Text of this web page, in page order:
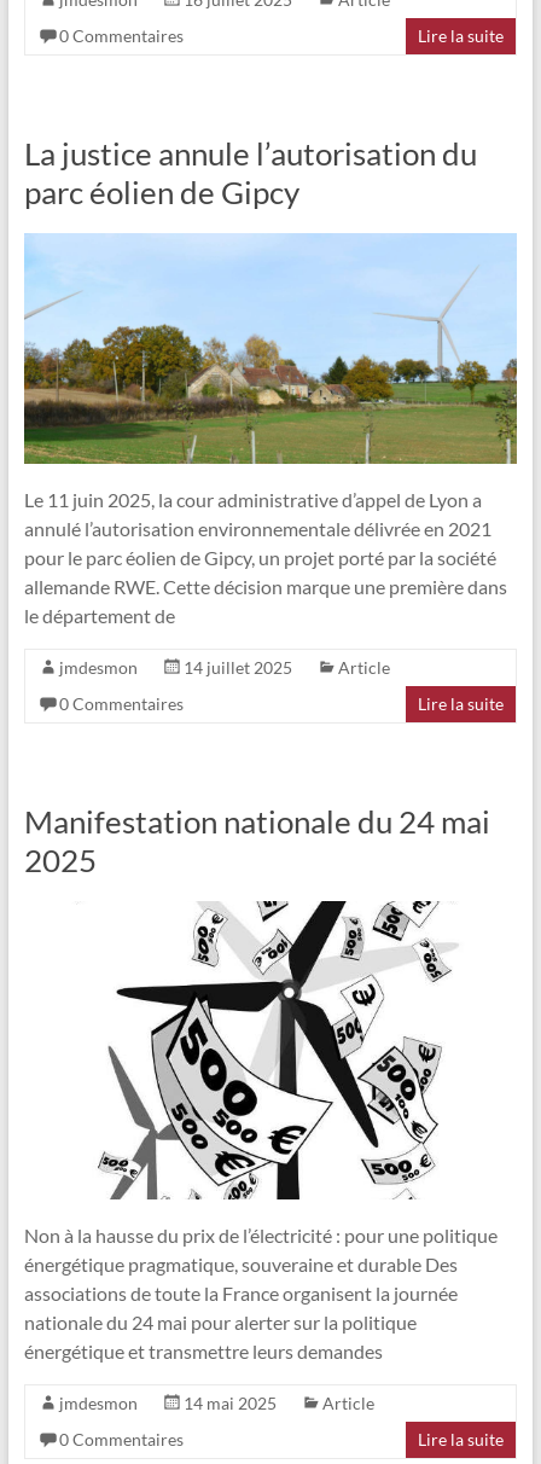
0 Commentaires
Lire la suite
La justice annule l’autorisation du
parc éolien de Gipcy
Le 11 juin 2025, la cour administrative d’appel de Lyon a
annulé l’autorisation environnementale délivrée en 2021
pour le parc éolien de Gipcy, un projet porté par la société
allemande RWE. Cette décision marque une première dans
le département de
jmdesmon 14 juillet 2025
Article
0 Commentaires
Lire la suite
Manifestation nationale du 24 mai
2025
Non à la hausse du prix de l’électricité : pour une politique
énergétique pragmatique, souveraine et durable Des
associations de toute la France organisent la journée
nationale du 24 mai pour alerter sur la politique
énergétique et transmettre leurs demandes
jmdesmon 14 mai 2025
Article
0 Commentaires
Lire la suite